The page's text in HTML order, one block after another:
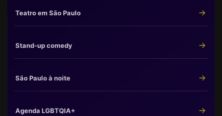
Teatro em São Paulo
Stand-up comedy
São Paulo à noite
Agenda LGBTQIA+